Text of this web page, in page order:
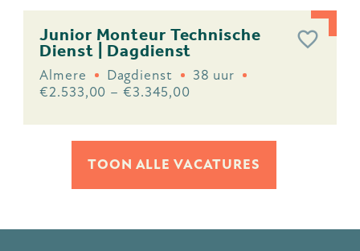
Junior Monteur Technische
Dienst | Dagdienst
Almere Dagdienst
38 uur
€2.533,00 – €3.345,00
TOON ALLE VACATURES